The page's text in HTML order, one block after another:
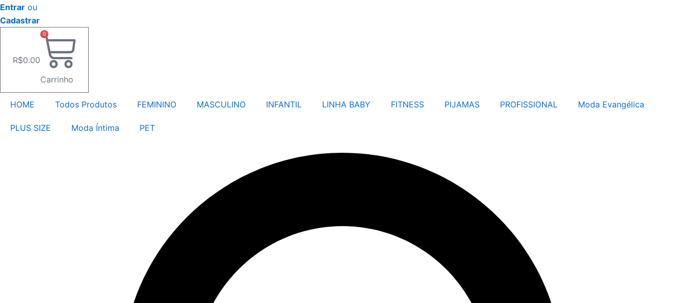
Entrar ou
Cadastrar
R$0.00
0
Carrinho
HOME Todos Produtos FEMININO MASCULINO INFANTIL LINHA BABY FITNESS PIJAMAS PROFISSIONAL Moda Evangélica
PLUS SIZE Moda Íntima PET